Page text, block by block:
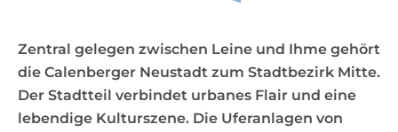
Zentral gelegen zwischen Leine und Ihme gehört
die Calenberger Neustadt zum Stadtbezirk Mitte.
Der Stadtteil verbindet urbanes Flair und eine
lebendige Kulturszene. Die Uferanlagen von